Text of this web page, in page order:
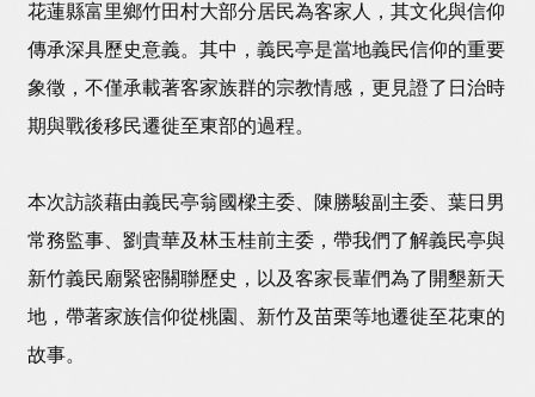
花蓮縣富里鄉竹田村大部分居民為客家人，其文化與信仰
傳承深具歷史意義。其中，義民亭是當地義民信仰的重要
象徵，不僅承載著客家族群的宗教情感，更見證了日治時
期與戰後移民遷徙至東部的過程。
本次訪談藉由義民亭翁國樑主委、陳勝駿副主委、葉日男
常務監事、劉貴華及林玉桂前主委，帶我們了解義民亭與
新竹義民廟緊密關聯歷史，以及客家長輩們為了開墾新天
地，帶著家族信仰從桃園、新竹及苗栗等地遷徙至花東的
故事。